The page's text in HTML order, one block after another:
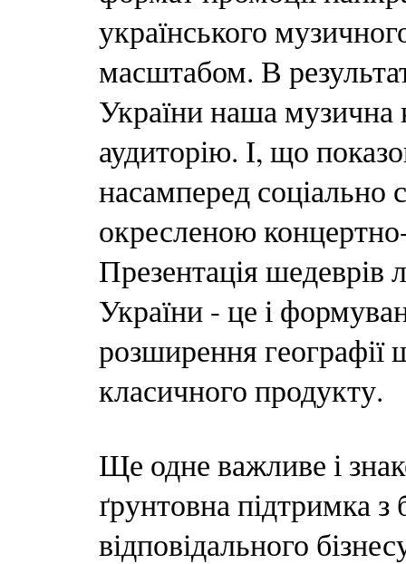
українського
масштабом. В
України наша
аудиторію. І, що
насамперед соціально
окресленою
Презентація шедеврів
України - це і
розширення географії
класичного продукту.
Ще одне важливе і
ґрунтовна підтримка з
відповідального